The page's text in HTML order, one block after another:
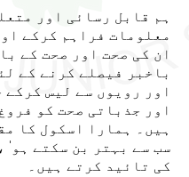
ہم قابل رسائی اور
معلومات فراہم کرکے
ان کی صحت اور صحت کے
باخبر فیصلے کرنے کے
اور رویوں سے لیس کرکے
اور جذباتی صحت کو
ہیں۔ ہمارا اسکول کا
سب سے بہتر بن سکتے ہو'
کی تائید کرتے ہیں۔